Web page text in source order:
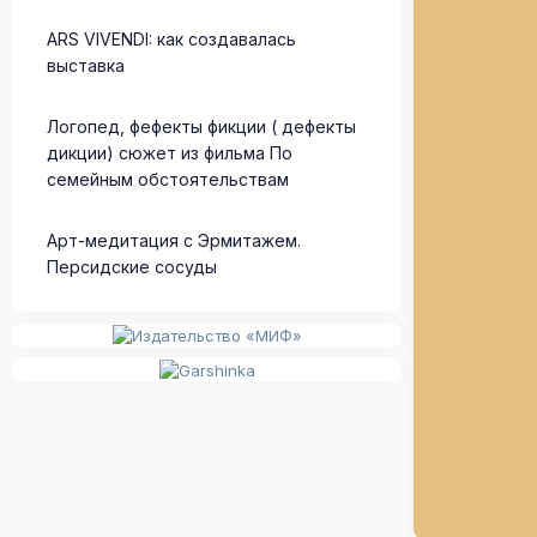
ARS VIVENDI: как создавалась
выставка
Логопед, фефекты фикции ( дефекты
дикции) сюжет из фильма По
семейным обстоятельствам
Арт-медитация с Эрмитажем.
Персидские сосуды